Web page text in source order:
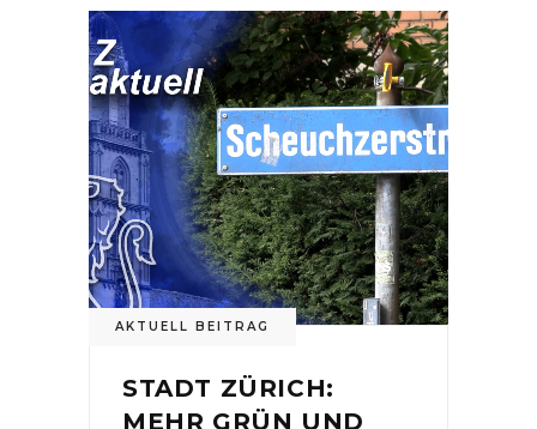
AKTUELL BEITRAG
STADT ZÜRICH:
MEHR GRÜN UND